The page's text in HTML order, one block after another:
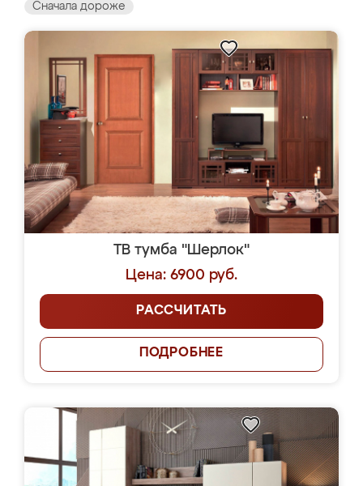
Сначала дороже
ТВ тумба "Шерлок"
Цена: 6900 руб.
РАССЧИТАТЬ
ПОДРОБНЕЕ